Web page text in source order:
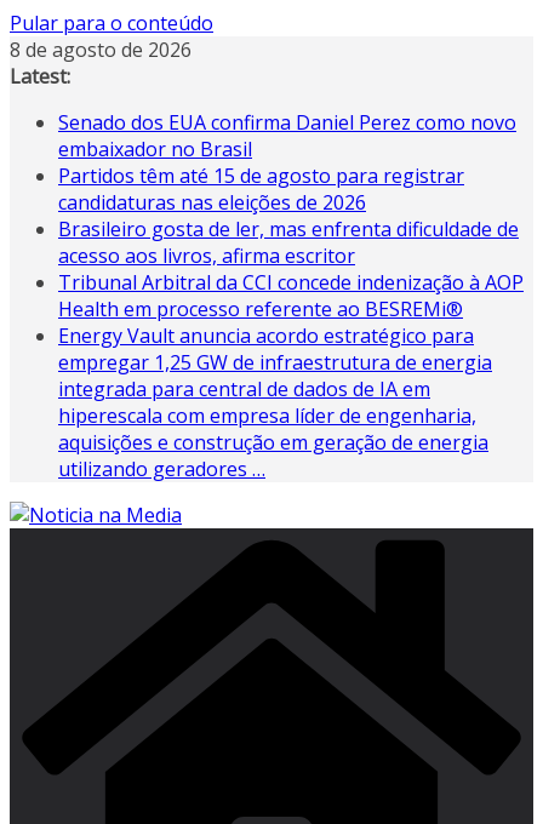
Pular para o conteúdo
8 de agosto de 2026
Latest:
Senado dos EUA confirma Daniel Perez como novo
embaixador no Brasil
Partidos têm até 15 de agosto para registrar
candidaturas nas eleições de 2026
Brasileiro gosta de ler, mas enfrenta dificuldade de
acesso aos livros, afirma escritor
Tribunal Arbitral da CCI concede indenização à AOP
Health em processo referente ao BESREMi®
Energy Vault anuncia acordo estratégico para
empregar 1,25 GW de infraestrutura de energia
integrada para central de dados de IA em
hiperescala com empresa líder de engenharia,
aquisições e construção em geração de energia
utilizando geradores …